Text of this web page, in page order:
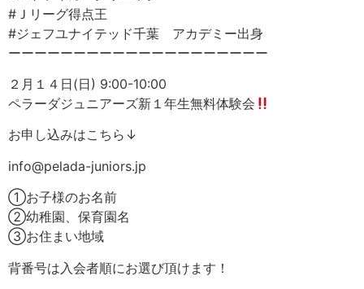
#Ｊリーグ得点王
#ジェフユナイテッド千葉 アカデミー出身
ーーーーーーーーーーーーーーーーーーーー
２月１４日(日) 9:00-10:00
ペラーダジュニアーズ新１年生無料体験会
お申し込みはこちら↓
info@pelada-juniors.jp
①お子様のお名前
②幼稚園、保育園名
③お住まい地域
背番号は入会者順にお選び頂けます！